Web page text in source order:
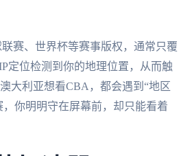
赛、世界杯等赛事版权，通常只覆
定位检测到你的地理位置，从而触
大利亚想看CBA，都会遇到“地区
你明明守在屏幕前，却只能看着